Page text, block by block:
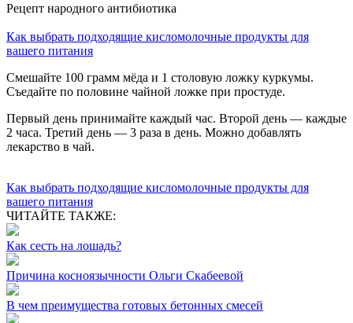
Рецепт народного антибиотика
Как выбрать подходящие кисломолочные продукты для
вашего питания
Смешайте 100 грамм мёда и 1 столовую ложку куркумы.
Съедайте по половине чайной ложке при простуде.
Первый день принимайте каждый час. Второй день — каждые
2 часа. Третий день — 3 раза в день. Можно добавлять
лекарство в чай.
Как выбрать подходящие кисломолочные продукты для
вашего питания
ЧИТАЙТЕ ТАКЖЕ:
Как сесть на лошадь?
Причина косноязычности Ольги Скабеевой
В чем преимущества готовых бетонных смесей